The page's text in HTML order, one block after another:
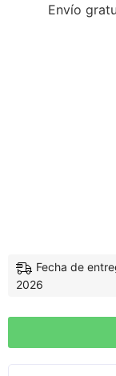
Envío
Fecha de
2026